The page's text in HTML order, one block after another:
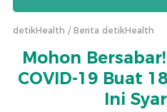
detikHealth Berita detikHealth
Mohon
COVID-19 Buat
Ini